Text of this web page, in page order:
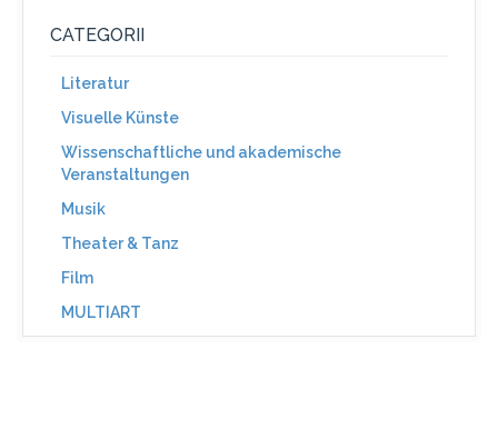
CATEGORII
Literatur
Visuelle Künste
Wissenschaftliche und akademische
Veranstaltungen
Musik
Theater & Tanz
Film
MULTIART